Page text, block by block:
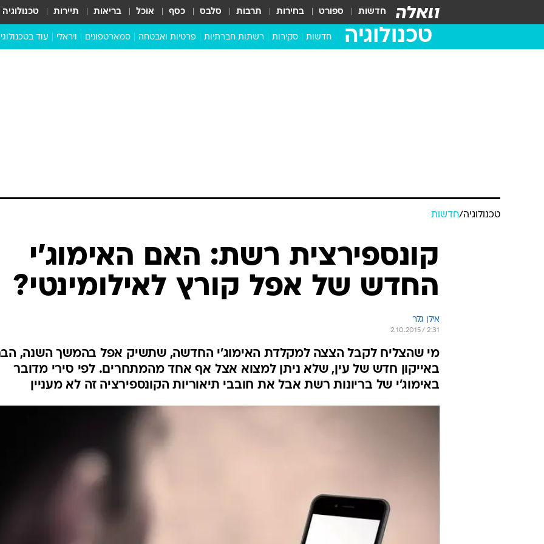
חדשות ספורט בחירות תרבות סלבס כסף אוכל בריאות תיירות טכנולוגיה
טכנולוגיה חדשות סקירות רשתות חברתיות פרטיות ואבטחה סמארטפונים ויראלי עוד
טכנולוגיה/חדשות
קונספירצית רשת: האם האימוג'י
החדש של אפל קורץ לאילומינטי?
אילן גלר
2.10.2015 / 2:31
מי שהצליח לקבל הצצה למקלדת האימוג'י החדשה, שתשיק אפל בהמשך השנה,
באייקון חדש של עין, שלא ניתן למצוא אצל אף אחד מהמתחרים. לפי סירי מדובר
באימוג'י של בריונות רשת אבל את חובבי תיאוריות הקונספירציה זה לא מעניין